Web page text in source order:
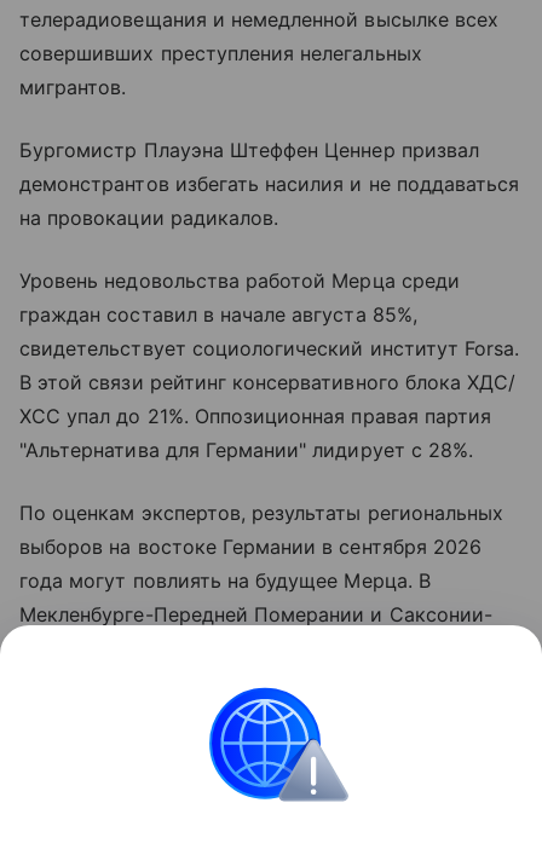
телерадиовещания и немедленной высылке всех
совершивших преступления нелегальных
мигрантов.
Бургомистр Плауэна Штеффен Ценнер призвал
демонстрантов избегать насилия и не поддаваться
на провокации радикалов.
Уровень недовольства работой Мерца среди
граждан составил в начале августа 85%,
свидетельствует социологический институт Forsa.
В этой связи рейтинг консервативного блока ХДС/
ХСС упал до 21%. Оппозиционная правая партия
"Альтернатива для Германии" лидирует с 28%.
По оценкам экспертов, результаты региональных
выборов на востоке Германии в сентября 2026
года могут повлиять на будущее Мерца. В
Мекленбурге-Передней Померании и Саксонии-
партии Мерца ведутся внутренние дискуссии на
тему возможной смены канцлера. Растущее
недовольство населения отражает падение
доверия к курсу правящей коалиции.